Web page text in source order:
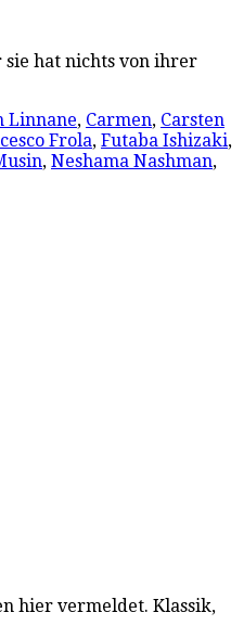
sie hat nichts von ihrer
Linnane, Carmen, Carsten
Frola, Futaba Ishizaki,
, Neshama Nashman,
hier vermeldet. Klassik,